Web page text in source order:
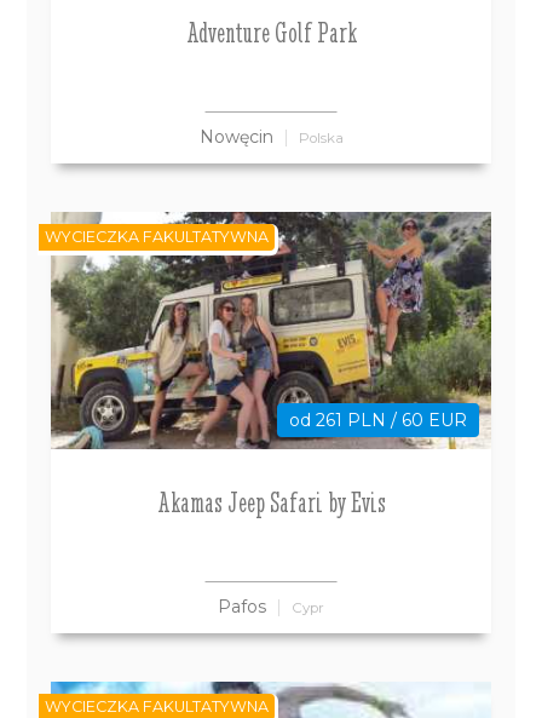
Adventure Golf Park
Nowęcin Polska
od 261 PLN / 60 EUR
Akamas Jeep Safari by Evis
Pafos Cypr
WYCIECZKA FAKULTATYWNA
WYCIECZKA FAKULTATYWNA